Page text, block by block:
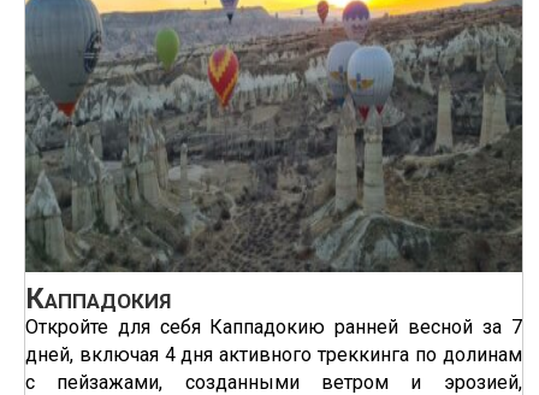
Каппадокия
Откройте для себя Каппадокию ранней весной за 7
дней, включая 4 дня активного треккинга по долинам
с пейзажами, созданными ветром и эрозией,